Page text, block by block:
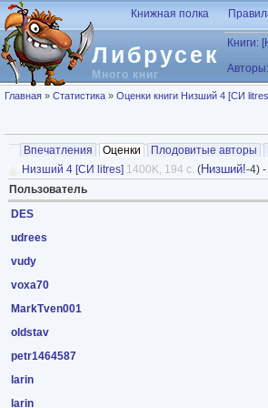
Перейти к основному содержанию
Либрусек
Много книг
Книжная полка
Книги:
Авторы:
Вы здесь
Главная » Статистика » Оценки книги Низший 4 [СИ
Главные вкладки
Впечатления Оценки (активная вкладка)
Плодовитые авторы
Низший 4 [СИ litres] 1400K, 194 с. (Низший!-4) -
Пользователь
DES
udrees
vudy
voxa70
MarkTven001
oldstav
petr1464587
larin
larin